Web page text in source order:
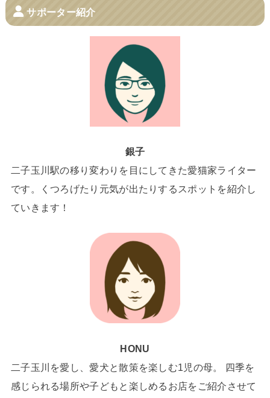
サポーター紹介
銀子
二子玉川駅の移り変わりを目にしてきた愛猫家ライター
です。くつろげたり元気が出たりするスポットを紹介し
ていきます！
HONU
二子玉川を愛し、愛犬と散策を楽しむ1児の母。 四季を
感じられる場所や子どもと楽しめるお店をご紹介させて